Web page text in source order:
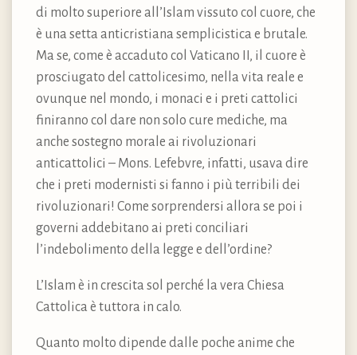
di molto superiore all’Islam vissuto col cuore, che
è una setta anticristiana semplicistica e brutale.
Ma se, come è accaduto col Vaticano II, il cuore è
prosciugato del cattolicesimo, nella vita reale e
ovunque nel mondo, i monaci e i preti cattolici
finiranno col dare non solo cure mediche, ma
anche sostegno morale ai rivoluzionari
anticattolici – Mons. Lefebvre, infatti, usava dire
che i preti modernisti si fanno i più terribili dei
rivoluzionari! Come sorprendersi allora se poi i
governi addebitano ai preti conciliari
l’indebolimento della legge e dell’ordine?
L’Islam è in crescita sol perché la vera Chiesa
Cattolica è tuttora in calo.
Quanto molto dipende dalle poche anime che